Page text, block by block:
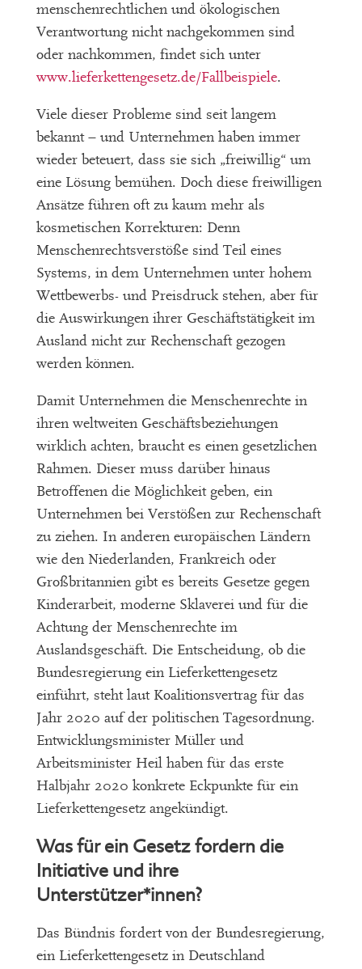
menschenrechtlichen und ökologischen
Verantwortung nicht nachgekommen sind
oder nachkommen, findet sich unter
www.lieferkettengesetz.de/Fallbeispiele.
Viele dieser Probleme sind seit langem
bekannt – und Unternehmen haben immer
wieder beteuert, dass sie sich „freiwillig“ um
eine Lösung bemühen. Doch diese freiwilligen
Ansätze führen oft zu kaum mehr als
kosmetischen Korrekturen: Denn
Menschenrechtsverstöße sind Teil eines
Systems, in dem Unternehmen unter hohem
Wettbewerbs- und Preisdruck stehen, aber für
die Auswirkungen ihrer Geschäftstätigkeit im
Ausland nicht zur Rechenschaft gezogen
werden können.
Damit Unternehmen die Menschenrechte in
ihren weltweiten Geschäftsbeziehungen
wirklich achten, braucht es einen gesetzlichen
Rahmen. Dieser muss darüber hinaus
Betroffenen die Möglichkeit geben, ein
Unternehmen bei Verstößen zur Rechenschaft
zu ziehen. In anderen europäischen Ländern
wie den Niederlanden, Frankreich oder
Großbritannien gibt es bereits Gesetze gegen
Kinderarbeit, moderne Sklaverei und für die
Achtung der Menschenrechte im
Auslandsgeschäft. Die Entscheidung, ob die
Bundesregierung ein Lieferkettengesetz
einführt, steht laut Koalitionsvertrag für das
Jahr 2020 auf der politischen Tagesordnung.
Entwicklungsminister Müller und
Arbeitsminister Heil haben für das erste
Halbjahr 2020 konkrete Eckpunkte für ein
Lieferkettengesetz angekündigt.
Was für ein Gesetz fordern die
Initiative und ihre
Unterstützer*innen?
Das Bündnis fordert von der Bundesregierung,
ein Lieferkettengesetz in Deutschland